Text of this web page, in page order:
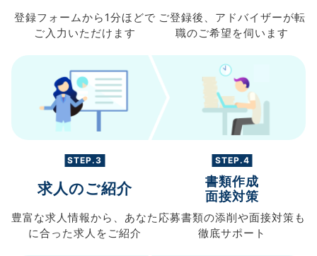
登録フォームから 1分ほどで
ご入力 いただけます
ご登録後、 アドバイザーが転
職のご希望を伺います
STEP.3
求人のご紹介
豊富な求人情報から、 あなた
に合った求人を ご紹介
STEP.4
書類作成
面接対策
応募書類の添削や面接対策も
徹底サポート